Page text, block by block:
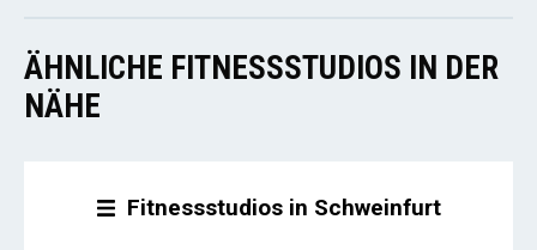
ÄHNLICHE FITNESSSTUDIOS IN DER
NÄHE
Fitnessstudios in Schweinfurt